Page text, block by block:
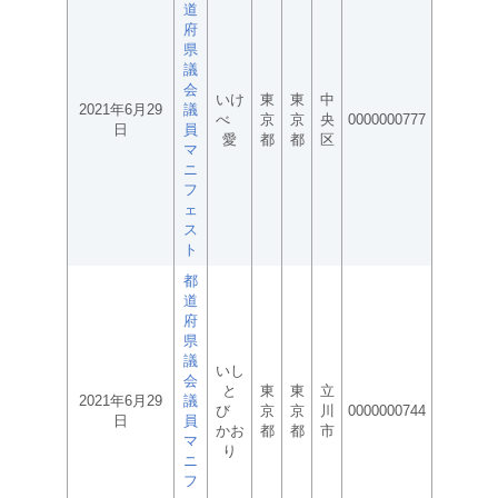
2021年6月29
日
道
府
県
議
会
議
員
マ
ニ
フ
ェ
ス
ト
いけ
べ
愛
東
京
都
東
京
都
中
央
区
0000000777
2021年6月29
日
都
道
府
県
議
会
議
員
マ
ニ
フ
いし
と
び
かお
り
東
京
都
東
京
都
立
川
市
0000000744